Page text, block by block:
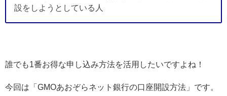
設をしようとしている人
誰でも1番お得な申し込み方法を活用したいですよね！
今回は「GMOあおぞらネット銀行の口座開設方法」です。